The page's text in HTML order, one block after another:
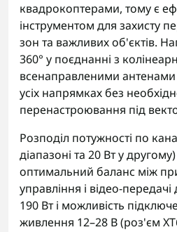
квадрокоптерами, тому є
інструментом для захисту
зон та важливих об'єктів.
360° у поєднанні з
всенаправленими антенами
усіх напрямках без
перенастроювання під
Розподіл потужності по
діапазоні та 20 Вт у
оптимальний баланс між
управління і відео-
190 Вт і можливість
живлення 12–28 В (роз'єм